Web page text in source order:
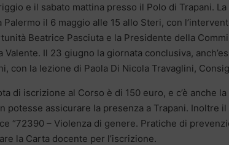
e il sabato mattina presso il Polo di Trapani.
Palermo il 6 maggio alle 15 allo Steri, con
Beatrice Pasciuta e la Presidente della
Valente. Il 23 giugno la giornata conclusiva,
con la lezione di Paola Di Nicola Travaglini,
di iscrizione al Corso è di 150 euro, e c’è anche
potesse assicurare la presenza a Trapani. Inoltre
“72390 – Violenza di genere. Pratiche di
la Carta docente per l’iscrizione.